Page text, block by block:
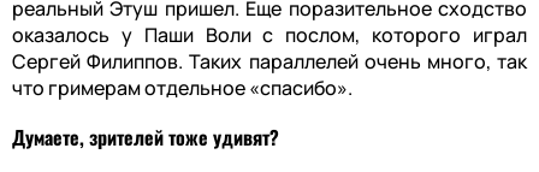
реальный Этуш пришел. Еще поразительное сходство
оказалось у Паши Воли с послом, которого играл
Сергей Филиппов. Таких параллелей очень много, так
что гримерам отдельное «спасибо».
Думаете, зрителей тоже удивят?